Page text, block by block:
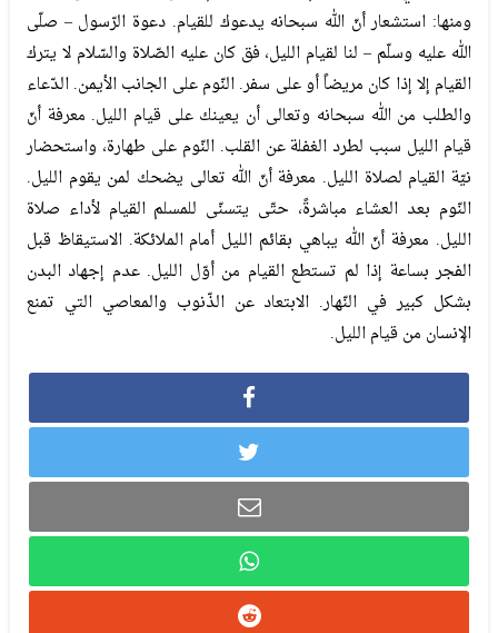
ومنها: استشعار أنّ الله سبحانه يدعوك للقيام. دعوة الرّسول – صلّى
الله عليه وسلّم – لنا لقيام الليل، فق كان عليه الصّلاة والسّلام لا يترك
القيام إلا إذا كان مريضاً أو على سفر. النّوم على الجانب الأيمن. الدّعاء
والطلب من الله سبحانه وتعالى أن يعينك على قيام الليل. معرفة أنّ
قيام الليل سبب لطرد الغفلة عن القلب. النّوم على طهارة، واستحضار
نيّة القيام لصلاة الليل. معرفة أنّ الله تعالى يضحك لمن يقوم الليل.
النّوم بعد العشاء مباشرةً، حتّى يتسنّى للمسلم القيام لأداء صلاة
الليل. معرفة أنّ الله يباهي بقائم الليل أمام الملائكة. الاستيقاظ قبل
الفجر بساعة إذا لم تستطع القيام من أوّل الليل. عدم إجهاد البدن
بشكل كبير في النّهار. الابتعاد عن الذّنوب والمعاصي التي تمنع
الإنسان من قيام الليل.